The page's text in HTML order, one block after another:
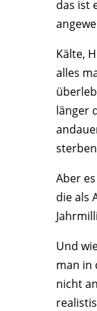
das ist
Kälte,
alles
länger
Aber
die als
Und
man in
nicht